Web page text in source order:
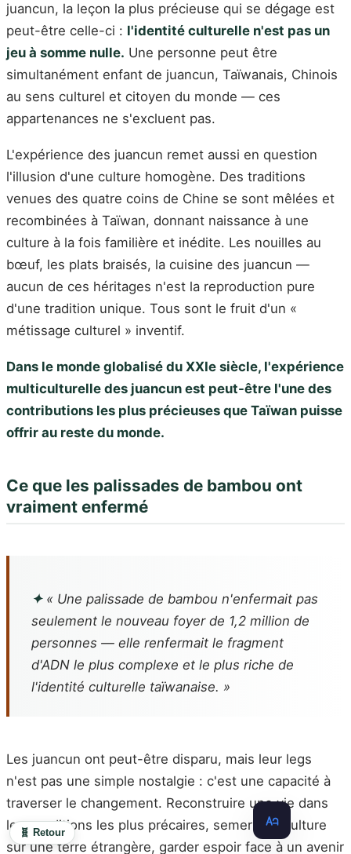
juancun, la leçon la plus précieuse qui se dégage est
peut-être celle-ci : l'identité culturelle n'est pas un
jeu à somme nulle. Une personne peut être
simultanément enfant de juancun, Taïwanais, Chinois
au sens culturel et citoyen du monde — ces
appartenances ne s'excluent pas.
L'expérience des juancun remet aussi en question
l'illusion d'une culture homogène. Des traditions
venues des quatre coins de Chine se sont mêlées et
recombinées à Taïwan, donnant naissance à une
culture à la fois familière et inédite. Les nouilles au
bœuf, les plats braisés, la cuisine des juancun —
aucun de ces héritages n'est la reproduction pure
d'une tradition unique. Tous sont le fruit d'un «
métissage culturel » inventif.
Dans le monde globalisé du XXIe siècle, l'expérience
multiculturelle des juancun est peut-être l'une des
contributions les plus précieuses que Taïwan puisse
offrir au reste du monde.
Ce que les palissades de bambou ont
vraiment enfermé
✦« Une palissade de bambou n'enfermait pas
seulement le nouveau foyer de 1,2 million de
personnes — elle renfermait le fragment
d'ADN le plus complexe et le plus riche de
l'identité culturelle taïwanaise. »
Les juancun ont peut-être disparu, mais leur legs
n'est pas une simple nostalgie : c'est une capacité à
traverser le changement. Reconstruire une vie dans
les conditions les plus précaires, semer une culture
sur une terre étrangère, garder espoir face à un avenir
🧬 Retour